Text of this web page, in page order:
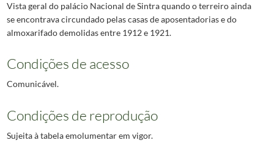
Vista geral do palácio Nacional de Sintra quando o terreiro ainda
se encontrava circundado pelas casas de aposentadorias e do
almoxarifado demolidas entre 1912 e 1921.
Condições de acesso
Comunicável.
Condições de reprodução
Sujeita à tabela emolumentar em vigor.